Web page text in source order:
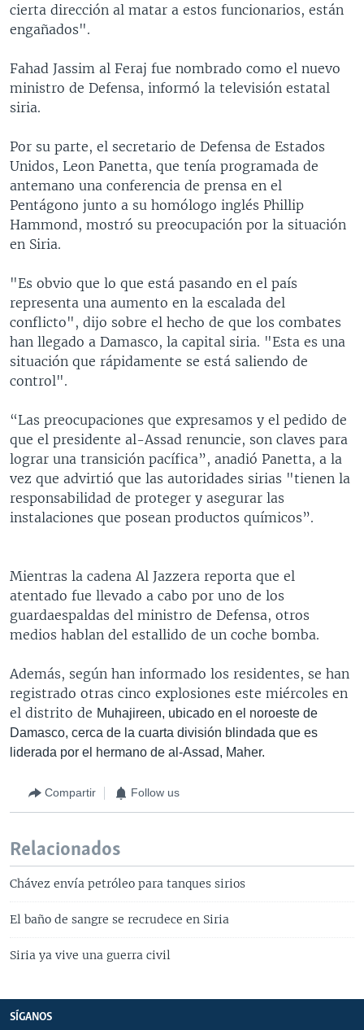
cierta dirección al matar a estos funcionarios, están
engañados".
Fahad Jassim al Feraj fue nombrado como el nuevo
ministro de Defensa, informó la televisión estatal
siria.
Por su parte, el secretario de Defensa de Estados
Unidos, Leon Panetta, que tenía programada de
antemano una conferencia de prensa en el
Pentágono junto a su homólogo inglés Phillip
Hammond, mostró su preocupación por la situación
en Siria.
"Es obvio que lo que está pasando en el país
representa una aumento en la escalada del
conflicto", dijo sobre el hecho de que los combates
han llegado a Damasco, la capital siria. "Esta es una
situación que rápidamente se está saliendo de
control".
“Las preocupaciones que expresamos y el pedido de
que el presidente al-Assad renuncie, son claves para
lograr una transición pacífica”, anadió Panetta, a la
vez que advirtió que las autoridades sirias "tienen la
responsabilidad de proteger y asegurar las
instalaciones que posean productos químicos”.
Mientras la cadena Al Jazzera reporta que el
atentado fue llevado a cabo por uno de los
guardaespaldas del ministro de Defensa, otros
medios hablan del estallido de un coche bomba.
Además, según han informado los residentes, se han
registrado otras cinco explosiones este miércoles en
el distrito de Muhajireen, ubicado en el noroeste de
Damasco, cerca de la cuarta división blindada que es
liderada por el hermano de al-Assad, Maher.
Compartir Follow us
Relacionados
Chávez envía petróleo para tanques sirios
El baño de sangre se recrudece en Siria
Siria ya vive una guerra civil
SÍGANOS